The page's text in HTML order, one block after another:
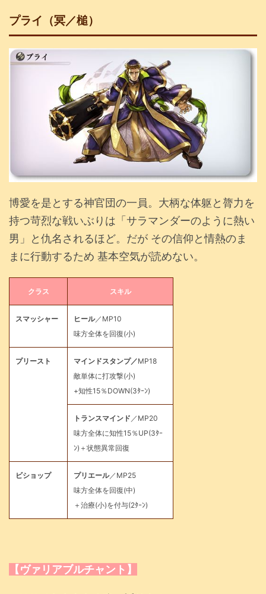
プライ（冥／槌）
博愛を是とする神官団の一員。大柄な体躯と膂力を
持つ苛烈な戦いぶりは「サラマンダーのように熱い
男」と仇名されるほど。だが その信仰と情熱のま
まに行動するため 基本空気が読めない。
クラス スキル
スマッシャー ヒール／MP10
味方全体を回復(小)
プリースト マインドスタンプ／MP18
敵単体に打攻撃(小)
+知性15％DOWN(3ﾀｰﾝ)
トランスマインド ／MP20
味方全体に知性15％UP(3ﾀｰ
ﾝ)＋状態異常回復
ビショップ プリエール／MP25
味方全体を回復(中)
＋治療(小)を付与(2ﾀｰﾝ)
【ヴァリアブルチャント】